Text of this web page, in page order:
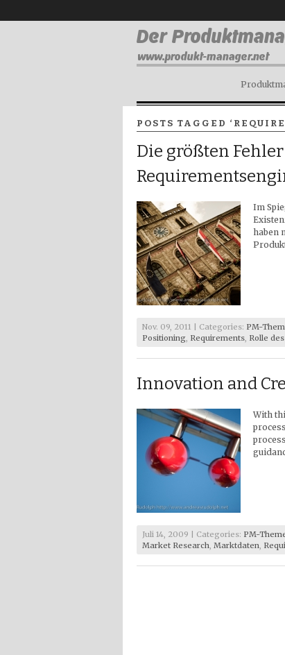
POSTS TAGGED
Die größten
Im
haben
Nov. 09, 2011 | Categories: PM-
Positioning, Requirements, Rolle
Innovation and
With
Juli 14, 2009 | Categories: PM-
Market Research, Marktdaten,